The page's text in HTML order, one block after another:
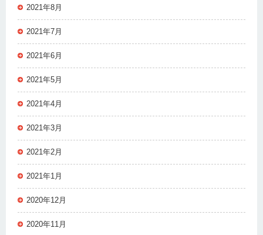
2021年8月
2021年7月
2021年6月
2021年5月
2021年4月
2021年3月
2021年2月
2021年1月
2020年12月
2020年11月